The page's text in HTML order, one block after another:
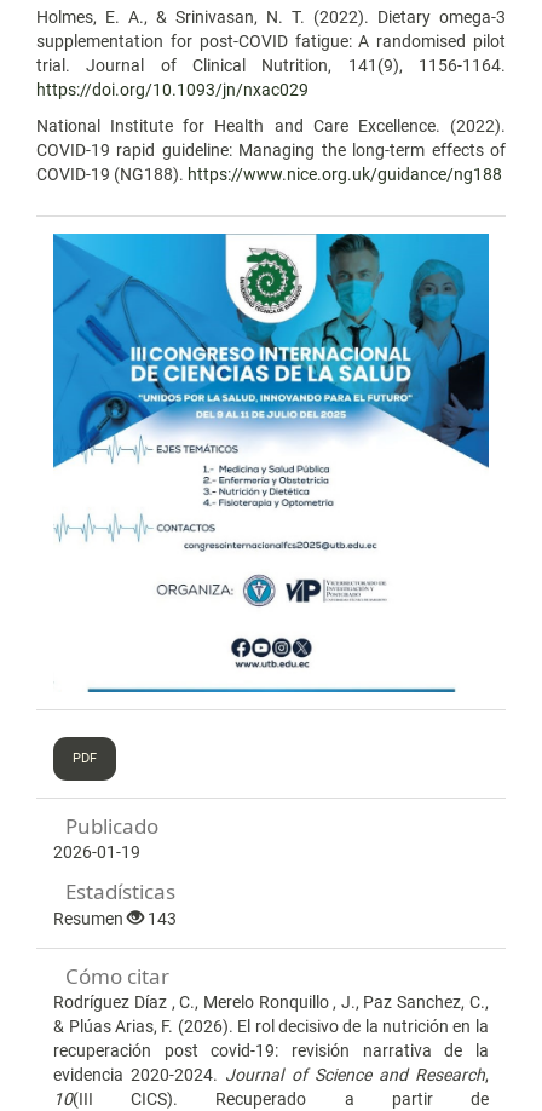
Holmes, E. A., & Srinivasan, N. T. (2022). Dietary omega-3
supplementation for post-COVID fatigue: A randomised pilot
trial. Journal of Clinical Nutrition, 141(9), 1156-1164.
https://doi.org/10.1093/jn/nxac029
National Institute for Health and Care Excellence. (2022).
COVID-19 rapid guideline: Managing the long-term effects of
COVID-19 (NG188). https://www.nice.org.uk/guidance/ng188
PDF
Publicado
2026-01-19
Estadísticas
Resumen 143
Cómo citar
Rodríguez Díaz , C., Merelo Ronquillo , J., Paz Sanchez, C.,
& Plúas Arias, F. (2026). El rol decisivo de la nutrición en la
recuperación post covid-19: revisión narrativa de la
evidencia 2020-2024. Journal of Science and Research,
10(III CICS). Recuperado a partir de